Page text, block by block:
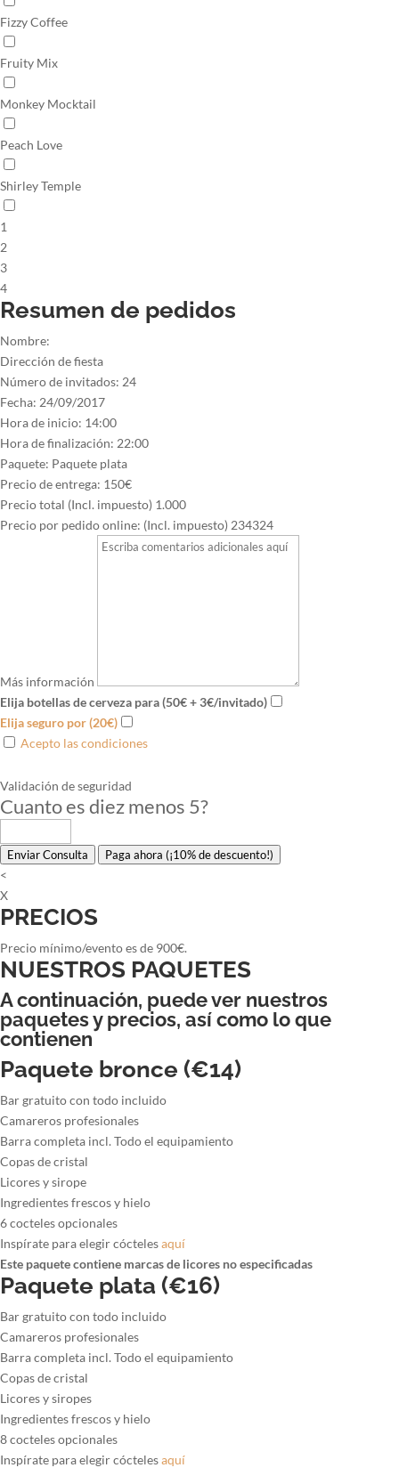
Fizzy Coffee
Fruity Mix
Monkey Mocktail
Peach Love
Shirley Temple
1
2
3
4
Resumen de pedidos
Nombre:
Dirección de fiesta
Número de invitados: 24
Fecha: 24/09/2017
Hora de inicio: 14:00
Hora de finalización: 22:00
Paquete: Paquete plata
Precio de entrega: 150€
Precio total (Incl. impuesto) 1.000
Precio por pedido online: (Incl. impuesto) 234324
Más información
Elija botellas de cerveza para (50€ + 3€/invitado)
Elija seguro por (20€)
Acepto las condiciones
Validación de seguridad
Cuanto es diez menos 5?
Enviar Consulta Paga ahora (¡10% de descuento!)
<
X
PRECIOS
Precio mínimo/evento es de 900€.
NUESTROS PAQUETES
A continuación, puede ver nuestros
paquetes y precios, así como lo que
contienen
Paquete bronce (€14)
Bar gratuito con todo incluido
Camareros profesionales
Barra completa incl. Todo el equipamiento
Copas de cristal
Licores y sirope
Ingredientes frescos y hielo
6 cocteles opcionales
Inspírate para elegir cóctelesaquí
Este paquete contiene marcas de licores no especificadas
Paquete plata (€16)
Bar gratuito con todo incluido
Camareros profesionales
Barra completa incl. Todo el equipamiento
Copas de cristal
Licores y siropes
Ingredientes frescos y hielo
8 cocteles opcionales
Inspírate para elegir cóctelesaquí